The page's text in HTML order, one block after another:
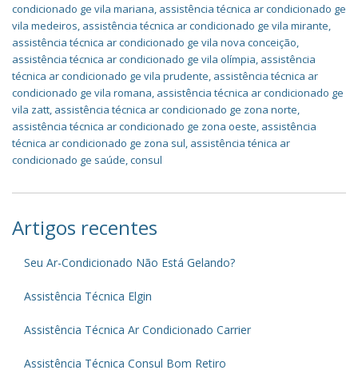
condicionado ge vila mariana, assistência técnica ar condicionado ge
vila medeiros, assistência técnica ar condicionado ge vila mirante,
assistência técnica ar condicionado ge vila nova conceição,
assistência técnica ar condicionado ge vila olímpia, assistência
técnica ar condicionado ge vila prudente, assistência técnica ar
condicionado ge vila romana, assistência técnica ar condicionado ge
vila zatt, assistência técnica ar condicionado ge zona norte,
assistência técnica ar condicionado ge zona oeste, assistência
técnica ar condicionado ge zona sul, assistência ténica ar
condicionado ge saúde,consul
Artigos recentes
Seu Ar-Condicionado Não Está Gelando?
Assistência Técnica Elgin
Assistência Técnica Ar Condicionado Carrier
Assistência Técnica Consul Bom Retiro